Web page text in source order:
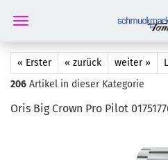
« Erster « zurück weiter »
206 Artikel in dieser Kategorie
Oris Big Crown Pro Pilot